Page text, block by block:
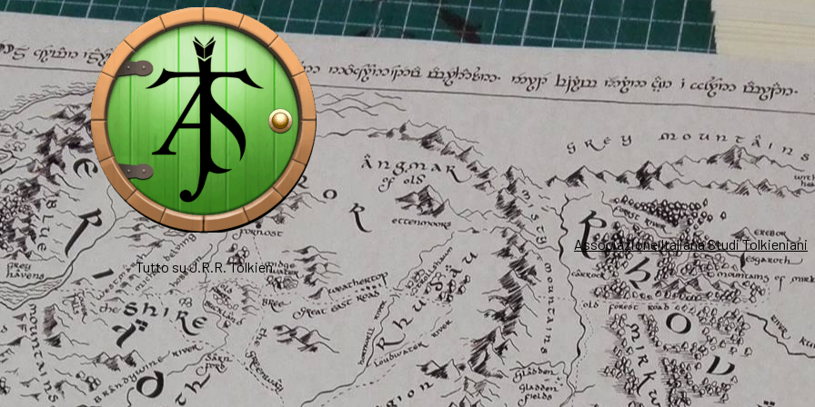
Associazione Italiana Studi Tolkieniani
Tutto su J.R.R. Tolkien